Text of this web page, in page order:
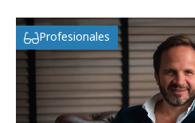
Profesionales